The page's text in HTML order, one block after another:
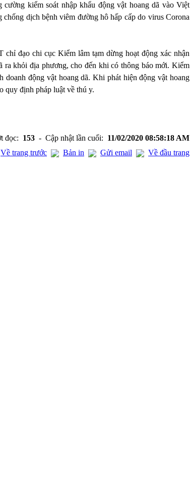
kiểm soát nhập khẩu động vật hoang dã vào Việt
dịch bệnh viêm đường hô hấp cấp do virus Corona
đạo chi cục Kiểm lâm tạm dừng hoạt động xác nhận
ra khỏi địa phương, cho đến khi có thông báo mới. Kiểm
động vật hoang dã. Khi phát hiện động vật hoang
quy định pháp luật về thú y.
đọc: 153 - Cập nhật lần cuối: 11/02/2020 08:58:18 AM
Về trang trước
Bản in Gửi email Về đầu trang